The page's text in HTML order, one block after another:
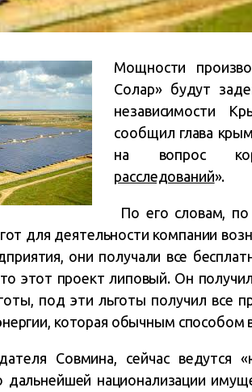
Мощности
Солар» будут
независимости
сообщил глава
на вопрос
расследований».
По его словам,
для деятельности компании
они получали все
этот проект липовый. Он
под эти льготы получил все
которая обычным способом
Совмина, сейчас ведутся
национализации